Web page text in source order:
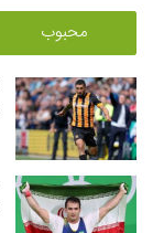
محبوب